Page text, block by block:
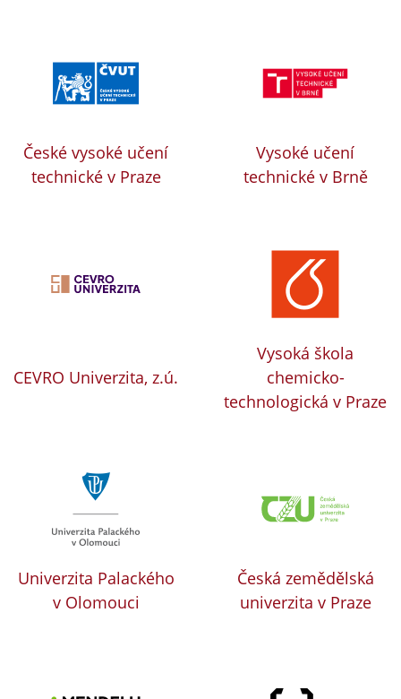
České vysoké učení
technické v Praze
Vysoké učení
technické v Brně
CEVRO Univerzita, z.ú.
Vysoká škola
chemicko-
technologická v Praze
Univerzita Palackého
v Olomouci
Česká zemědělská
univerzita v Praze